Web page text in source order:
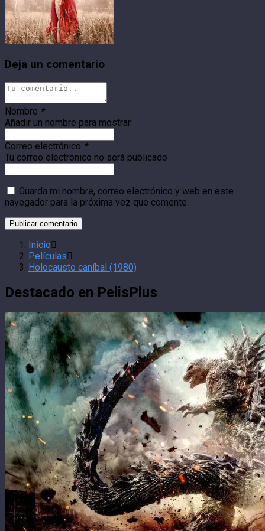
Deja un comentario
Nombre *
Añadir un nombre para mostrar
Correo electrónico *
Tu correo electrónico no será publicado
Guarda mi nombre, correo electrónico y web en este
navegador para la próxima vez que comente.
Inicio
Películas
Holocausto caníbal (1980)
Destacado en PelisPlus